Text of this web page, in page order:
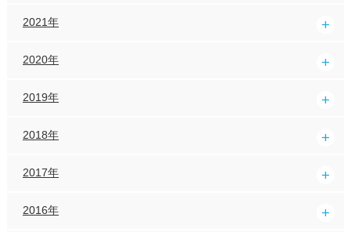
2021年
2020年
2019年
2018年
2017年
2016年